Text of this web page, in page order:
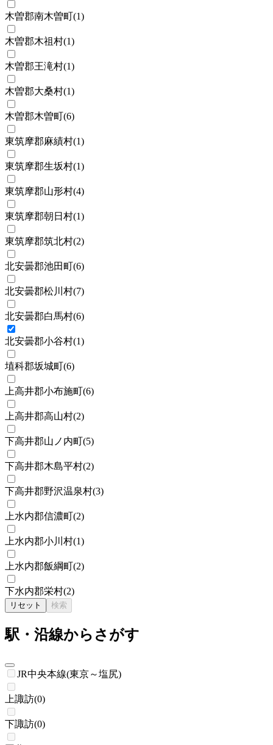
木曽郡南木曽町(1)
木曽郡木祖村(1)
木曽郡王滝村(1)
木曽郡大桑村(1)
木曽郡木曽町(6)
東筑摩郡麻績村(1)
東筑摩郡生坂村(1)
東筑摩郡山形村(4)
東筑摩郡朝日村(1)
東筑摩郡筑北村(2)
北安曇郡池田町(6)
北安曇郡松川村(7)
北安曇郡白馬村(6)
北安曇郡小谷村(1)
埴科郡坂城町(6)
上高井郡小布施町(6)
上高井郡高山村(2)
下高井郡山ノ内町(5)
下高井郡木島平村(2)
下高井郡野沢温泉村(3)
上水内郡信濃町(2)
上水内郡小川村(1)
上水内郡飯綱町(2)
下水内郡栄村(2)
リセット 検索
駅・沿線からさがす
JR中央本線(東京～塩尻)
上諏訪(0)
下諏訪(0)